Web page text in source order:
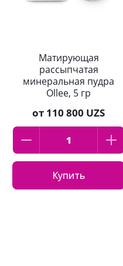
Матирующая
рассыпчатая
минеральная пудра
Ollee, 5 гр
от 110 800 UZS
Купить